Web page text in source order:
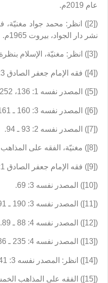
عام 2019م.
نشر دار الجواد، بيروت 1965م.
([3]) انظر: مغنيّة، الإسلام بنظرة عصريّة: 33، 135.
([4]) فقه الإمام جعفر الصادق 3: 157.
([5]) المصدر نفسه 1: 136، 252، و2: 17، 70، و6: 194، 367.
([6]) المصدر نفسه 3: 160 ـ 161.
([7]) المصدر نفسه 2: 93 ـ 94.
([8]) مغنيّة، الفقه على المذاهب الخمسة 2: 631، 633.
([9]) فقه الإمام جعفر الصادق 1: 31، 32 ـ 33.
([10]) المصدر نفسه 3: 69.
([11]) المصدر نفسه 3: 190 ـ 191.
([12]) المصدر نفسه 4: 88 ـ 89.
([13]) المصدر نفسه 4: 235 ـ 236.
([14]) انظر: المصدر نفسه 3: 141 ـ 145.
([15]) الفقه على المذاهب الخمسة 2: 326 ـ 327.